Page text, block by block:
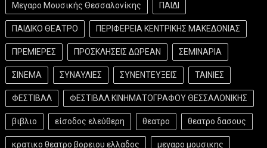
Μεγαρο Μουσικής Θεσσαλονίκης ΠΑΙΔΙ
ΠΑΙΔΙΚΟ ΘΕΑΤΡΟ ΠΕΡΙΦΕΡΕΙΑ ΚΕΝΤΡΙΚΗΣ ΜΑΚΕΔΟΝΙΑΣ
ΠΡΕΜΙΕΡΕΣ ΠΡΟΣΚΛΗΣΕΙΣ ΔΩΡΕΑΝ ΣΕΜΙΝΑΡΙΑ
ΣΙΝΕΜΑ ΣΥΝΑΥΛΙΕΣ ΣΥΝΕΝΤΕΥΞΕΙΣ ΤΑΙΝΙΕΣ
ΦΕΣΤΙΒΑΛ ΦΕΣΤΙΒΑΛ ΚΙΝΗΜΑΤΟΓΡΑΦΟΥ ΘΕΣΣΑΛΟΝΙΚΗΣ
βιβλιο είσοδος ελεύθερη θεατρο θεατρο δασους
κρατικο θεατρο βορειου ελλαδος μεγαρο μουσικης